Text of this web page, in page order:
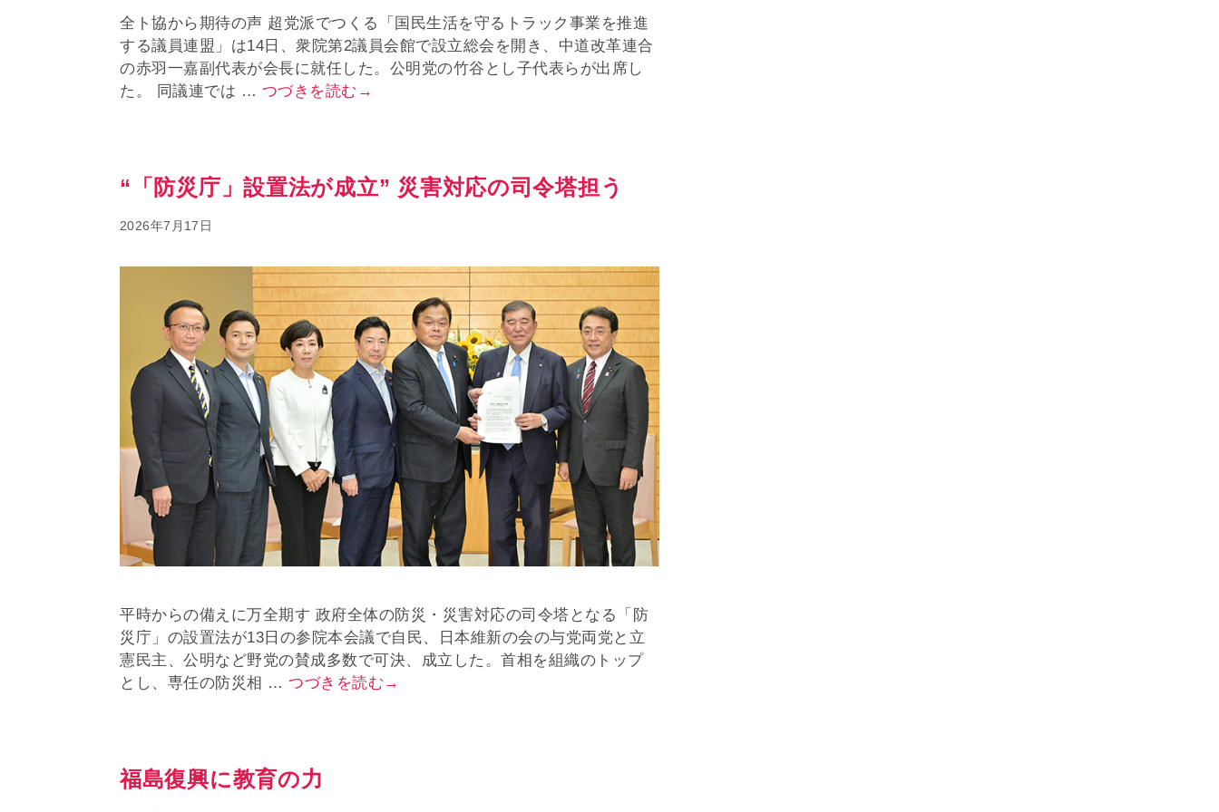
全ト協から期待の声 超党派でつくる「国民生活を守るトラック事業を推進
する議員連盟」は14日、衆院第2議員会館で設立総会を開き、中道改革連合
の赤羽一嘉副代表が会長に就任した。公明党の竹谷とし子代表らが出席し
た。 同議連では … つづきを読む→
“「防災庁」設置法が成立” 災害対応の司令塔担う
2026年7月17日
平時からの備えに万全期す 政府全体の防災・災害対応の司令塔となる「防
災庁」の設置法が13日の参院本会議で自民、日本維新の会の与党両党と立
憲民主、公明など野党の賛成多数で可決、成立した。首相を組織のトップ
とし、専任の防災相 …つづきを読む→
福島復興に教育の力